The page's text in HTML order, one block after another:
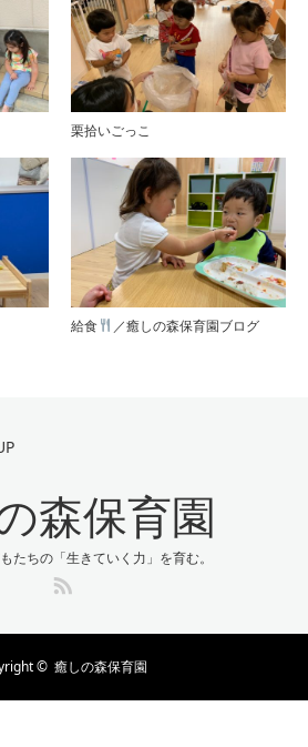
栗拾いごっこ
給食 ／癒しの森保育園ブログ
森保育園
たちの「生きていく力」を育む。
© 癒しの森保育園